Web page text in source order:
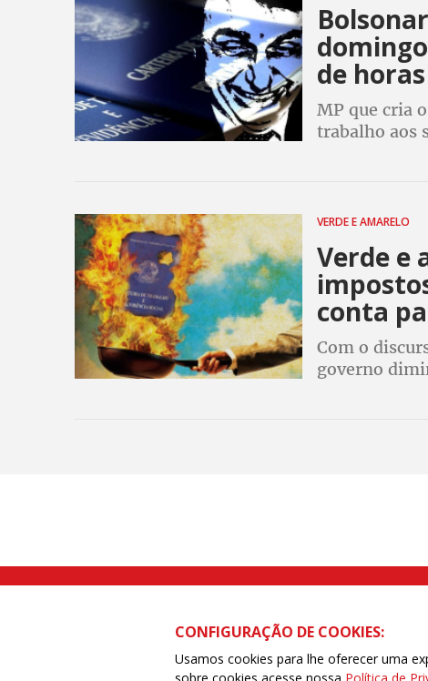
de
MP que cria
trabalho aos
VERDE E AMARELO
Verde e
conta
Com o
governo
Rua Caetano Pinto nº 575 CEP 03041-
CONFIGURAÇÃO DE COOKIES:
Usamos cookies para lhe oferecer uma